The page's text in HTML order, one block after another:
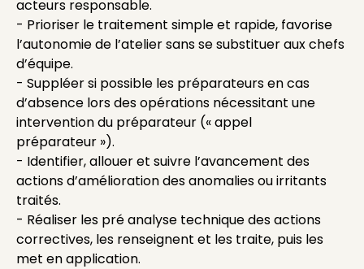
acteurs responsable.
- Prioriser le traitement simple et rapide, favorise
l’autonomie de l’atelier sans se substituer aux chefs
d’équipe.
- Suppléer si possible les préparateurs en cas
d’absence lors des opérations nécessitant une
intervention du préparateur (« appel
préparateur »).
- Identifier, allouer et suivre l’avancement des
actions d’amélioration des anomalies ou irritants
traités.
- Réaliser les pré analyse technique des actions
correctives, les renseignent et les traite, puis les
met en application.